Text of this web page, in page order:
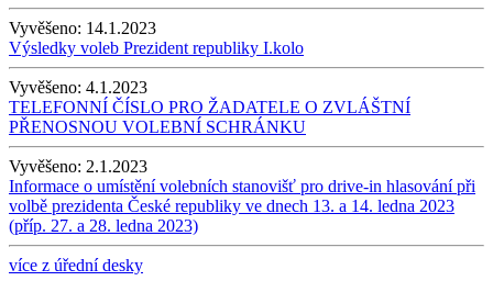
Vyvěšeno: 14.1.2023
Výsledky voleb Prezident republiky I.kolo
Vyvěšeno: 4.1.2023
TELEFONNÍ ČÍSLO PRO ŽADATELE O ZVLÁŠTNÍ
PŘENOSNOU VOLEBNÍ SCHRÁNKU
Vyvěšeno: 2.1.2023
Informace o umístění volebních stanovišť pro drive-in hlasování při
volbě prezidenta České republiky ve dnech 13. a 14. ledna 2023
(příp. 27. a 28. ledna 2023)
více z úřední desky